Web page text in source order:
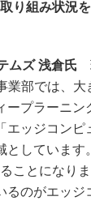
り組み状況
ムズ 浅倉氏
業部では、大
ープラーニン
エッジコン
としています
ことになり
るのがエッジ